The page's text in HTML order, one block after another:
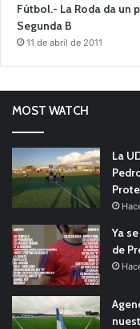
Fútbol.- La Roda da un
Segunda B
11 de abril de 2011
MOST WATCH
La
Ya
de